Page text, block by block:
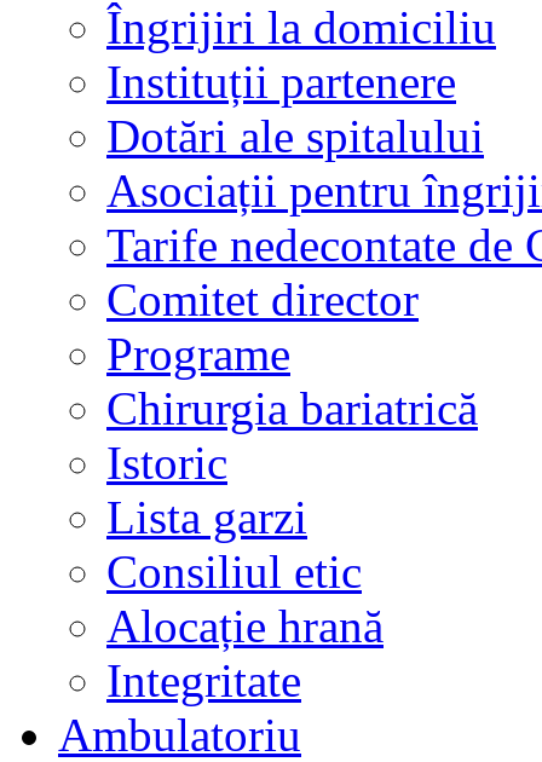
Îngrijiri la domiciliu
Instituții partenere
Dotări ale spitalului
Asociații pentru
Tarife nedecontate de
Comitet director
Programe
Chirurgia bariatrică
Istoric
Lista garzi
Consiliul etic
Alocație hrană
Integritate
Ambulatoriu